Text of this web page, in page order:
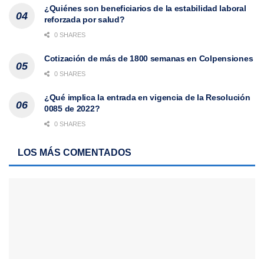
¿Quiénes son beneficiarios de la estabilidad laboral
reforzada por salud?
0 SHARES
Cotización de más de 1800 semanas en Colpensiones
0 SHARES
¿Qué implica la entrada en vigencia de la Resolución
0085 de 2022?
0 SHARES
LOS MÁS COMENTADOS